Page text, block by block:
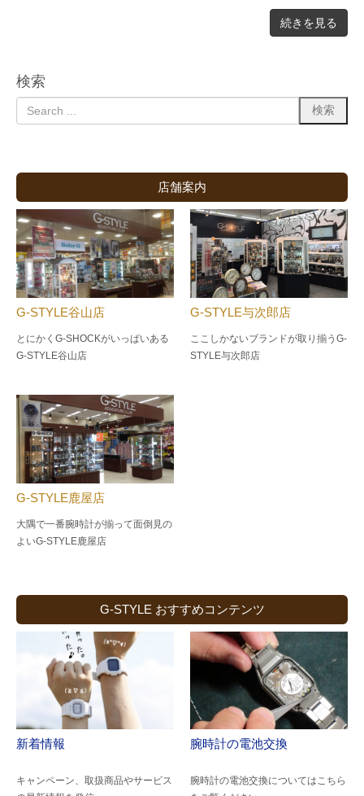
続きを見る
検索
店舗案内
G-STYLE谷山店
とにかくG-SHOCKがいっぱいある
G-STYLE谷山店
G-STYLE与次郎店
ここしかないブランドが取り揃うG-
STYLE与次郎店
G-STYLE鹿屋店
大隅で一番腕時計が揃って面倒見の
よいG-STYLE鹿屋店
G-STYLE おすすめコンテンツ
新着情報
キャンペーン、取扱商品やサービス
腕時計の電池交換
腕時計の電池交換についてはこちら